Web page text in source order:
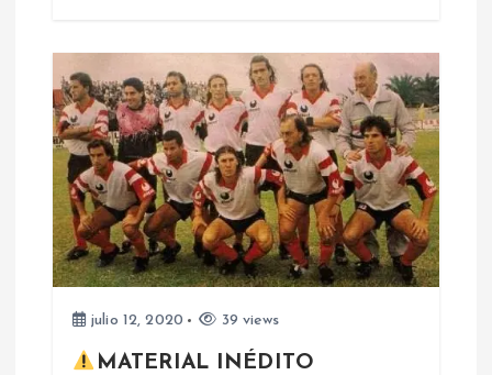
r
a
d
a
julio 12, 2020 39 views
MATERIAL INÉDITO